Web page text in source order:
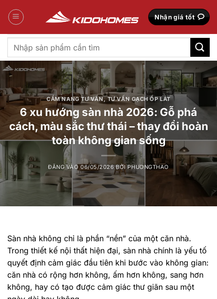
qua
Nhận giá tốt
Tìm
kiếm:
CẨM NANG TƯ VẤN,TƯ VẤN GẠCH ỐP LÁT
6 xu hướng sàn nhà 2026: Gỗ phá
cách, màu sắc thư thái – thay đổi hoàn
toàn không gian sống
ĐĂNG VÀO 06/05/2026 BỞIPHUONGTHAO
Sàn nhà không chỉ là phần “nền” của một căn nhà.
Trong thiết kế nội thất hiện đại, sàn nhà chính là yếu tố
quyết định cảm giác đầu tiên khi bước vào không gian:
căn nhà có rộng hơn không, ấm hơn không, sang hơn
không, hay có tạo được cảm giác thư giãn sau một